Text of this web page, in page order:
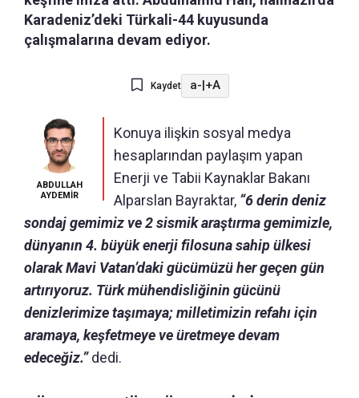
Karadeniz’deki Türkali-44 kuyusunda
çalışmalarına devam ediyor.
Kaydet a- +A
ABDULLAH
AYDEMİR
Konuya ilişkin sosyal medya
hesaplarından paylaşım yapan
Enerji ve Tabii Kaynaklar Bakanı
Alparslan Bayraktar, “6 derin deniz
sondaj gemimiz ve 2 sismik araştırma gemimizle,
dünyanın 4. büyük enerji filosuna sahip ülkesi
olarak Mavi Vatan’daki gücümüzü her geçen gün
artırıyoruz. Türk mühendisliğinin gücünü
denizlerimize taşımaya; milletimizin refahı için
aramaya, keşfetmeye ve üretmeye devam
edeceğiz.”dedi.